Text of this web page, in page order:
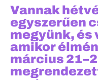
Vannak
egyszerűen
megyünk, és
amikor
március